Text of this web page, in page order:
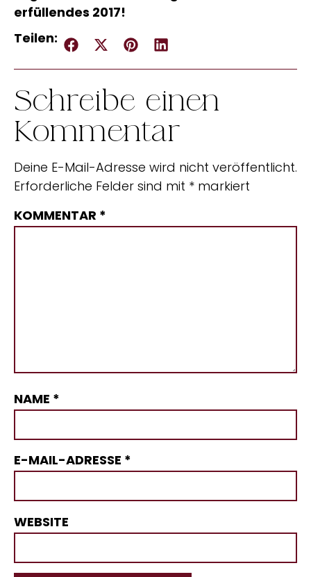
erfüllendes 2017!
Teilen:
Schreibe einen
Kommentar
Deine E-Mail-Adresse wird nicht veröffentlicht.
Erforderliche Felder sind mit * markiert
KOMMENTAR *
NAME *
E-MAIL-ADRESSE *
WEBSITE